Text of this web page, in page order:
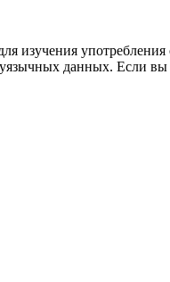
изучения
данных. Если